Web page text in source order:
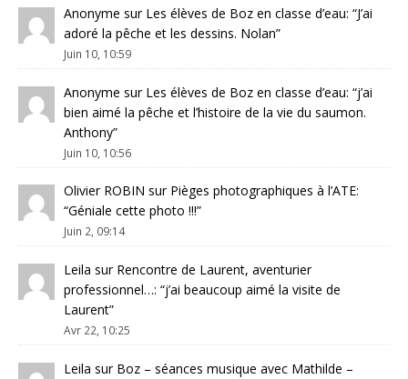
Anonyme sur Les élèves de Boz en classe d’eau: “J’ai
adoré la pêche et les dessins. Nolan”
Juin 10, 10:59
Anonyme sur Les élèves de Boz en classe d’eau: “j’ai
bien aimé la pêche et l’histoire de la vie du saumon.
Anthony”
Juin 10, 10:56
Olivier ROBIN sur Pièges photographiques à l’ATE:
“Géniale cette photo !!!”
Juin 2, 09:14
Leila sur Rencontre de Laurent, aventurier
professionnel…: “j’ai beaucoup aimé la visite de
Laurent”
Avr 22, 10:25
Leila sur Boz – séances musique avec Mathilde –